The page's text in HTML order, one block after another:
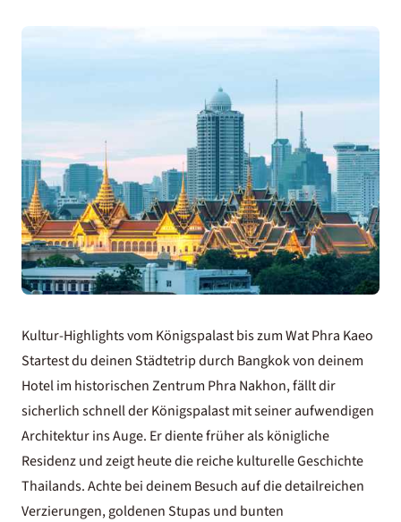
Kultur-Highlights vom Königspalast bis zum Wat Phra Kaeo
Startest du deinen Städtetrip durch Bangkok von deinem
Hotelim historischen Zentrum Phra Nakhon, fällt dir
sicherlich schnell der Königspalast mit seiner aufwendigen
Architektur ins Auge. Er diente früher als königliche
Residenz und zeigt heute die reiche kulturelle Geschichte
Thailands. Achte bei deinem Besuch auf die detailreichen
Verzierungen, goldenen Stupas und bunten